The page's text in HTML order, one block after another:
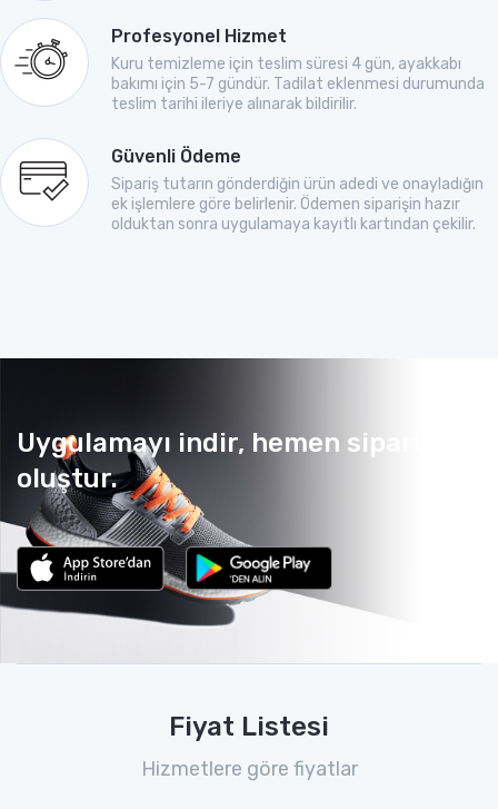
Profesyonel Hizmet
Kuru temizleme için teslim süresi 4 gün, ayakkabı
bakımı için 5-7 gündür. Tadilat eklenmesi durumunda
teslim tarihi ileriye alınarak bildirilir.
Güvenli Ödeme
Sipariş tutarın gönderdiğin ürün adedi ve onayladığın
ek işlemlere göre belirlenir. Ödemen siparişin hazır
olduktan sonra uygulamaya kayıtlı kartından çekilir.
Uygulamayı indir, hemen sipariş
oluştur.
Fiyat Listesi
Hizmetlere göre fiyatlar